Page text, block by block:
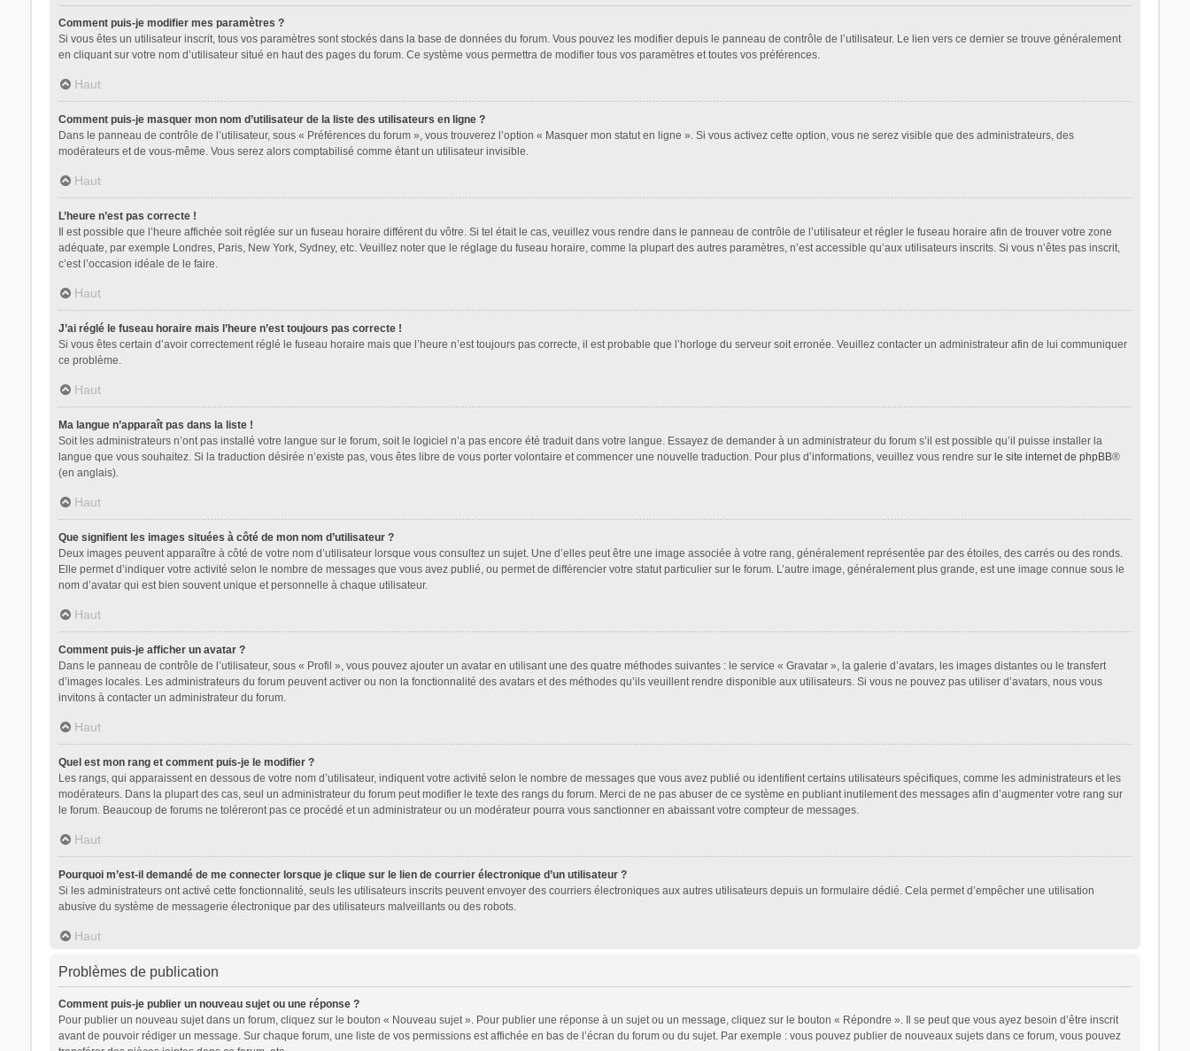
Comment puis-je modifier mes paramètres ?
Si vous êtes un utilisateur inscrit, tous vos paramètres sont stockés dans la base de données du forum. Vous pouvez les modifier depuis le panneau de contrôle de l’utilisateur. Le lien vers ce dernier se trouve généralement
en cliquant sur votre nom d’utilisateur situé en haut des pages du forum. Ce système vous permettra de modifier tous vos paramètres et toutes vos préférences.
Haut
Comment puis-je masquer mon nom d’utilisateur de la liste des utilisateurs en ligne ?
Dans le panneau de contrôle de l’utilisateur, sous « Préférences du forum », vous trouverez l’option « Masquer mon statut en ligne ». Si vous activez cette option, vous ne serez visible que des administrateurs, des
modérateurs et de vous-même. Vous serez alors comptabilisé comme étant un utilisateur invisible.
Haut
L’heure n’est pas correcte !
Il est possible que l’heure affichée soit réglée sur un fuseau horaire différent du vôtre. Si tel était le cas, veuillez vous rendre dans le panneau de contrôle de l’utilisateur et régler le fuseau horaire afin de trouver votre zone
adéquate, par exemple Londres, Paris, New York, Sydney, etc. Veuillez noter que le réglage du fuseau horaire, comme la plupart des autres paramètres, n’est accessible qu’aux utilisateurs inscrits. Si vous n’êtes pas inscrit,
c’est l’occasion idéale de le faire.
Haut
J’ai réglé le fuseau horaire mais l’heure n’est toujours pas correcte !
Si vous êtes certain d’avoir correctement réglé le fuseau horaire mais que l’heure n’est toujours pas correcte, il est probable que l’horloge du serveur soit erronée. Veuillez contacter un administrateur afin de lui communiquer
ce problème.
Haut
Ma langue n’apparaît pas dans la liste !
Soit les administrateurs n’ont pas installé votre langue sur le forum, soit le logiciel n’a pas encore été traduit dans votre langue. Essayez de demander à un administrateur du forum s’il est possible qu’il puisse installer la
langue que vous souhaitez. Si la traduction désirée n’existe pas, vous êtes libre de vous porter volontaire et commencer une nouvelle traduction. Pour plus d’informations, veuillez vous rendre sur le site internet de phpBB®
(en anglais).
Haut
Que signifient les images situées à côté de mon nom d’utilisateur ?
Deux images peuvent apparaître à côté de votre nom d’utilisateur lorsque vous consultez un sujet. Une d’elles peut être une image associée à votre rang, généralement représentée par des étoiles, des carrés ou des ronds.
Elle permet d’indiquer votre activité selon le nombre de messages que vous avez publié, ou permet de différencier votre statut particulier sur le forum. L’autre image, généralement plus grande, est une image connue sous le
nom d’avatar qui est bien souvent unique et personnelle à chaque utilisateur.
Haut
Comment puis-je afficher un avatar ?
Dans le panneau de contrôle de l’utilisateur, sous « Profil », vous pouvez ajouter un avatar en utilisant une des quatre méthodes suivantes : le service « Gravatar », la galerie d’avatars, les images distantes ou le transfert
d’images locales. Les administrateurs du forum peuvent activer ou non la fonctionnalité des avatars et des méthodes qu’ils veuillent rendre disponible aux utilisateurs. Si vous ne pouvez pas utiliser d’avatars, nous vous
invitons à contacter un administrateur du forum.
Haut
Quel est mon rang et comment puis-je le modifier ?
Les rangs, qui apparaissent en dessous de votre nom d’utilisateur, indiquent votre activité selon le nombre de messages que vous avez publié ou identifient certains utilisateurs spécifiques, comme les administrateurs et les
modérateurs. Dans la plupart des cas, seul un administrateur du forum peut modifier le texte des rangs du forum. Merci de ne pas abuser de ce système en publiant inutilement des messages afin d’augmenter votre rang sur
le forum. Beaucoup de forums ne toléreront pas ce procédé et un administrateur ou un modérateur pourra vous sanctionner en abaissant votre compteur de messages.
Haut
Pourquoi m’est-il demandé de me connecter lorsque je clique sur le lien de courrier électronique d’un utilisateur ?
Si les administrateurs ont activé cette fonctionnalité, seuls les utilisateurs inscrits peuvent envoyer des courriers électroniques aux autres utilisateurs depuis un formulaire dédié. Cela permet d’empêcher une utilisation
abusive du système de messagerie électronique par des utilisateurs malveillants ou des robots.
Haut
Problèmes de publication
Comment puis-je publier un nouveau sujet ou une réponse ?
Pour publier un nouveau sujet dans un forum, cliquez sur le bouton « Nouveau sujet ». Pour publier une réponse à un sujet ou un message, cliquez sur le bouton « Répondre ». Il se peut que vous ayez besoin d’être inscrit
avant de pouvoir rédiger un message. Sur chaque forum, une liste de vos permissions est affichée en bas de l’écran du forum ou du sujet. Par exemple : vous pouvez publier de nouveaux sujets dans ce forum, vous pouvez